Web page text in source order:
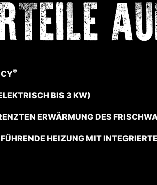
®
BIS 3 KW)
ERWÄRMUNG DES
HEIZUNG MIT